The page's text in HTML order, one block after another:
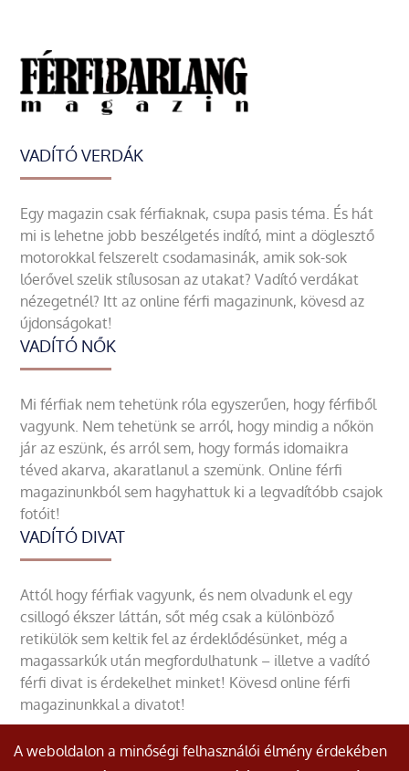
VADÍTÓ VERDÁK
Egy magazin csak férfiaknak, csupa pasis téma. És hát
mi is lehetne jobb beszélgetés indító, mint a döglesztő
motorokkal felszerelt csodamasinák, amik sok-sok
lóerővel szelik stílusosan az utakat? Vadító verdákat
nézegetnél? Itt az online férfi magazinunk, kövesd az
újdonságokat!
VADÍTÓ NŐK
Mi férfiak nem tehetünk róla egyszerűen, hogy férfiből
vagyunk. Nem tehetünk se arról, hogy mindig a nőkön
jár az eszünk, és arról sem, hogy formás idomaikra
téved akarva, akaratlanul a szemünk. Online férfi
magazinunkból sem hagyhattuk ki a legvadítóbb csajok
fotóit!
VADÍTÓ DIVAT
Attól hogy férfiak vagyunk, és nem olvadunk el egy
csillogó ékszer láttán, sőt még csak a különböző
retikülök sem keltik fel az érdeklődésünket, még a
magassarkúk után megfordulhatunk – illetve a vadító
férfi divat is érdekelhet minket! Kövesd online férfi
magazinunkkal a divatot!
A weboldalon a minőségi felhasználói élmény érdekében